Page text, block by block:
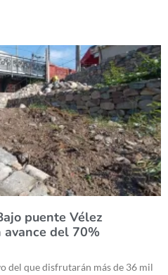
puente Vélez
avance del 70%
del que disfrutarán más de 36 mil